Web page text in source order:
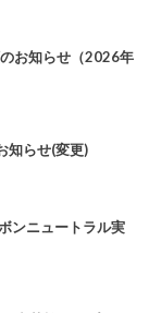
お知らせ（2026年
知らせ(変更)
ンニュートラル実